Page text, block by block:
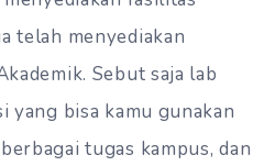
telah menyediakan
Sebut saja lab
bisa kamu gunakan
tugas kampus, dan